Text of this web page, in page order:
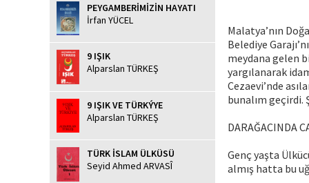
PEYGAMBERİMİZİN HAYATI
İrfan YÜCEL
9 IŞIK
Alparslan TÜRKEŞ
9 IŞIK VE TÜRKÝYE
Alparslan TÜRKEŞ
TÜRK İSLAM ÜLKÜSÜ
Seyid Ahmed ARVASÎ
Malatya’nın
Belediye
meydana gelen
yargılanarak
Cezaevi’nde
bunalım geçirdi.
DARAĞACINDA
Genç yaşta
almış hatta bu